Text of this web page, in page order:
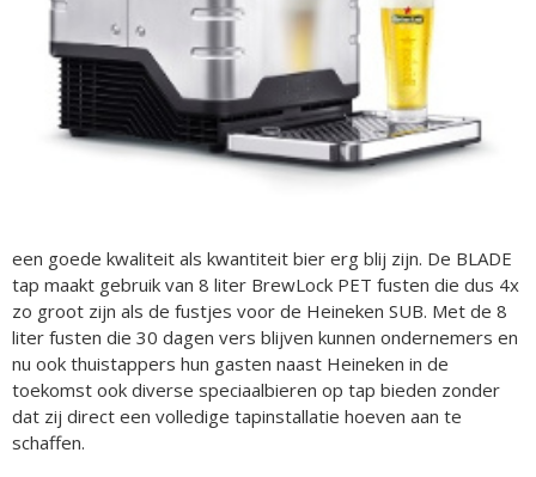
een goede kwaliteit als kwantiteit bier erg blij zijn. De BLADE
tap maakt gebruik van 8 liter BrewLock PET fusten die dus 4x
zo groot zijn als de fustjes voor de Heineken SUB. Met de 8
liter fusten die 30 dagen vers blijven kunnen ondernemers en
nu ook thuistappers hun gasten naast Heineken in de
toekomst ook diverse speciaalbieren op tap bieden zonder
dat zij direct een volledige tapinstallatie hoeven aan te
schaffen.